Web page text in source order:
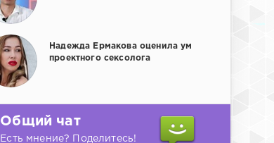
Надежда Ермакова оценила ум
проектного сексолога
Общий чат
Есть мнение? Поделитесь!